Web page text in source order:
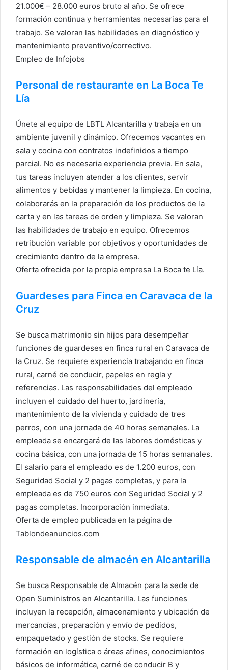
21.000€ – 28.000 euros bruto al año. Se ofrece
formación continua y herramientas necesarias para el
trabajo. Se valoran las habilidades en diagnóstico y
mantenimiento preventivo/correctivo.
Empleo de Infojobs
Personal de restaurante en La Boca Te
Lía
Únete al equipo de LBTL Alcantarilla y trabaja en un
ambiente juvenil y dinámico. Ofrecemos vacantes en
sala y cocina con contratos indefinidos a tiempo
parcial. No es necesaria experiencia previa. En sala,
tus tareas incluyen atender a los clientes, servir
alimentos y bebidas y mantener la limpieza. En cocina,
colaborarás en la preparación de los productos de la
carta y en las tareas de orden y limpieza. Se valoran
las habilidades de trabajo en equipo. Ofrecemos
retribución variable por objetivos y oportunidades de
crecimiento dentro de la empresa.
Oferta ofrecida por la propia empresa La Boca te Lía.
Guardeses para Finca en Caravaca de la
Cruz
Se busca matrimonio sin hijos para desempeñar
funciones de guardeses en finca rural en Caravaca de
la Cruz. Se requiere experiencia trabajando en finca
rural, carné de conducir, papeles en regla y
referencias. Las responsabilidades del empleado
incluyen el cuidado del huerto, jardinería,
mantenimiento de la vivienda y cuidado de tres
perros, con una jornada de 40 horas semanales. La
empleada se encargará de las labores domésticas y
cocina básica, con una jornada de 15 horas semanales.
El salario para el empleado es de 1.200 euros, con
Seguridad Social y 2 pagas completas, y para la
empleada es de 750 euros con Seguridad Social y 2
pagas completas. Incorporación inmediata.
Oferta de empleo publicada en la página de
Tablondeanuncios.com
Responsable de almacén en Alcantarilla
Se busca Responsable de Almacén para la sede de
Open Suministros en Alcantarilla. Las funciones
incluyen la recepción, almacenamiento y ubicación de
mercancías, preparación y envío de pedidos,
empaquetado y gestión de stocks. Se requiere
formación en logística o áreas afines, conocimientos
básicos de informática, carné de conducir B y